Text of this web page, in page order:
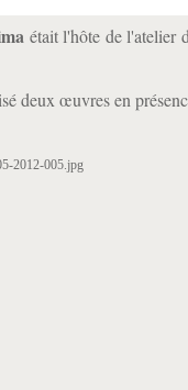
était l'hôte de l'atelier
deux œuvres en